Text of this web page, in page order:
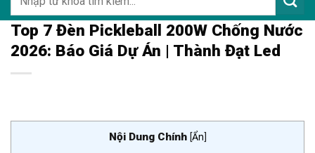
kiếm:
Top 7 Đèn Pickleball 200W Chống Nước
2026: Báo Giá Dự Án | Thành Đạt Led
Nội Dung Chính [Ẩn]